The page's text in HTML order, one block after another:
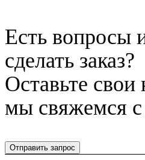
Есть вопросы
сделать заказ?
Оставьте свои
мы свяжемся
Отправить запрос